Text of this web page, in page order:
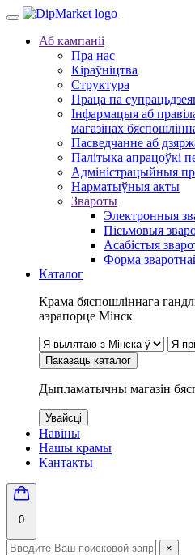
Аб кампаніі
Пра нас
Кіраўніцтва
Структура
Праца па
Інфармацыя аб
магазінах
Пасведчанне аб
Палітыка апрацоўкі
Адміністрацыйныя
Нарматыўныя акты
Звароты
Электронныя
Пісьмовыя
Асабістыя
Форма
Каталог
Крама бяспошліннага
аэрапорце Мінск
Паказаць каталог
Дыпламатычны магазін
Увайсці
Навіны
Нашы крамы
Кантакты
0
×